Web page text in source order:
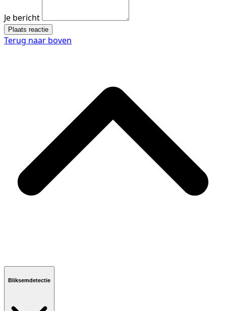
Je bericht
Plaats reactie
Terug naar boven
Bliksemdetectie